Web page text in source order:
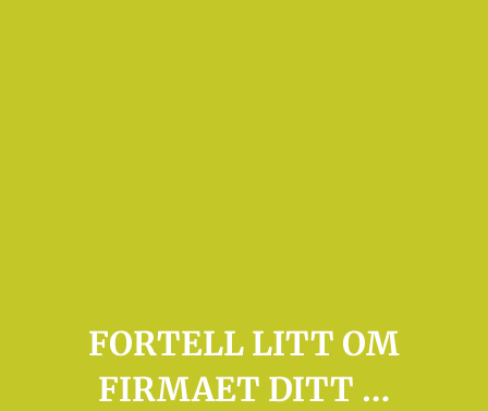
FORTELL LITT OM
FIRMAET DITT …